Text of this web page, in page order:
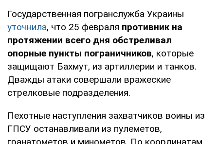
Государственная погранслужба Украины
уточнила, что 25 февраля противник на
протяжении всего дня обстреливал
опорные пункты пограничников, которые
защищают Бахмут, из артиллерии и танков.
Дважды атаки совершали вражеские
стрелковые подразделения.
Пехотные наступления захватчиков воины из
ГПСУ останавливали из пулеметов,
гранатометов и минометов. По координатам